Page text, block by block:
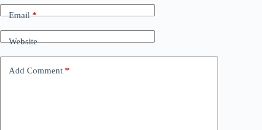
Email*
Website
Add Comment *